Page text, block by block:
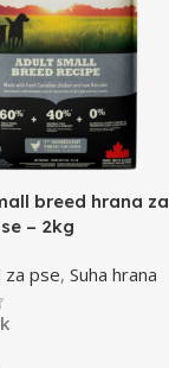
breed hrana za
– 2kg
za pse,Suha hrana